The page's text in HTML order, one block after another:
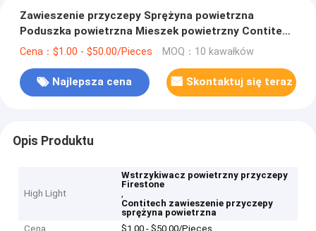
Zawieszenie przyczepy Sprężyna powietrzna
Poduszka powietrzna Mieszek powietrzny Contitech
10 10-21 P 434 Firestone W01-358-9580 1R13-118
Cena：$1.00 - $50.00/Pieces MOQ：10 kawałków
Najlepsza cena Skontaktuj się teraz
Opis Produktu
High Light
Wstrzykiwacz powietrzny przyczepy
Firestone
,
Contitech zawieszenie przyczepy
sprężyna powietrzna
Cena
$1.00 - $50.00/Pieces